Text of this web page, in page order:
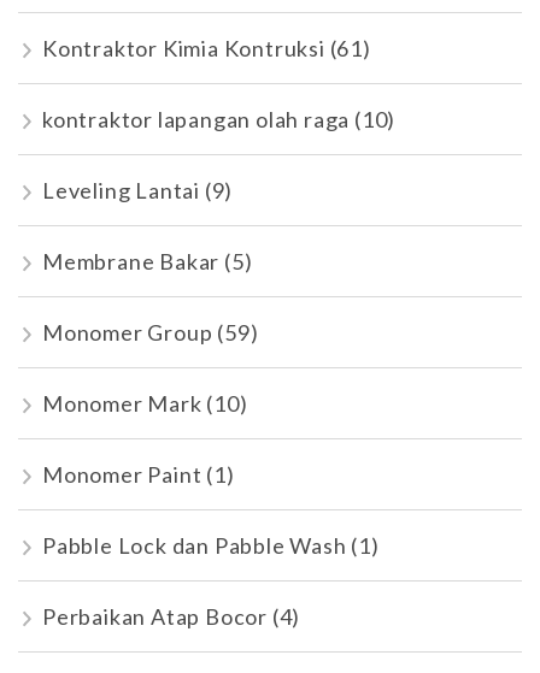
Kontraktor Kimia Kontruksi (61)
kontraktor lapangan olah raga (10)
Leveling Lantai (9)
Membrane Bakar (5)
Monomer Group (59)
Monomer Mark (10)
Monomer Paint (1)
Pabble Lock dan Pabble Wash (1)
Perbaikan Atap Bocor (4)